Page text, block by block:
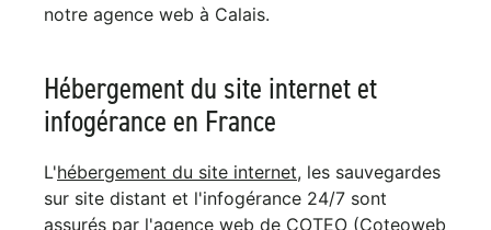
notre agence web à Calais.
Hébergement du site internet et
infogérance en France
L'hébergement du site internet, les sauvegardes
sur site distant et l'infogérance 24/7 sont
assurés par l'agence web de COTEO (Coteoweb